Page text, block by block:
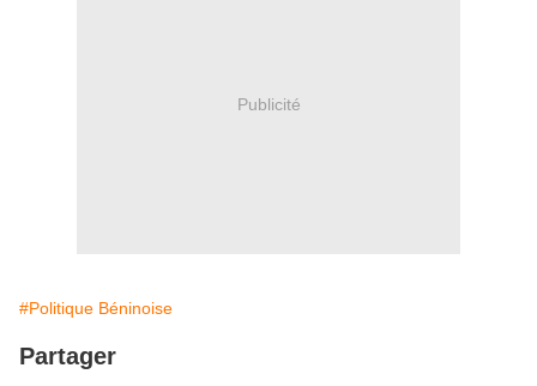
Publicité
#Politique Béninoise
Partager